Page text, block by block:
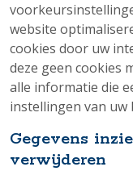
website
cookies door uw
deze geen cookies
alle informatie die
instellingen van uw
Gegevens
verwijderen